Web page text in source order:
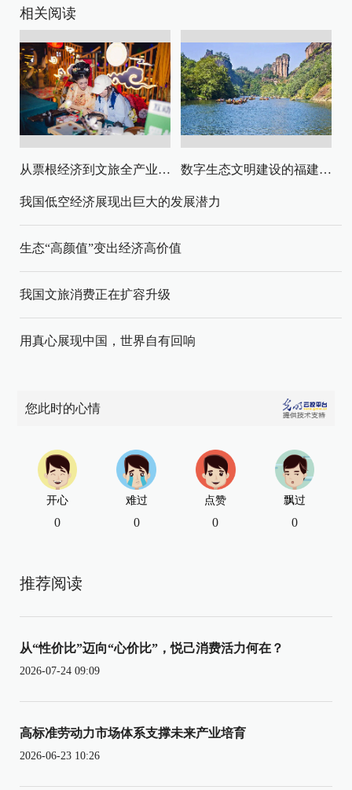
相关阅读
从票根经济到文旅全产业链升级 数字生态文明建设的福建路径与启示
我国低空经济展现出巨大的发展潜力
生态“高颜值”变出经济高价值
我国文旅消费正在扩容升级
用真心展现中国，世界自有回响
您此时的心情
开心
0
难过
0
点赞
0
飘过
0
推荐阅读
从“性价比”迈向“心价比”，悦己消费活力何在？
2026-07-24 09:09
高标准劳动力市场体系支撑未来产业培育
2026-06-23 10:26